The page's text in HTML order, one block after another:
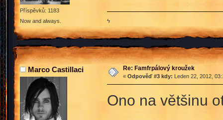
Příspěvků: 1183
Now and always.
ϟ
Marco Castillaci Re: Famfrpálový kroužek
« Odpověď #3 kdy: Leden 22, 2012,
Ono na většinu